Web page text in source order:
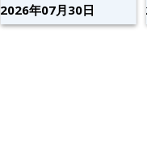
2026年07月30日